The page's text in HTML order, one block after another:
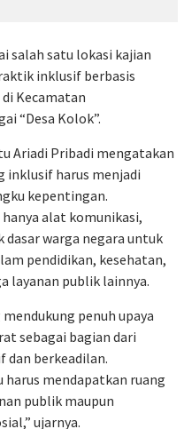
salah satu lokasi kajian
inklusif berbasis
Kecamatan
“Desa Kolok”.
Ariadi Pribadi mengatakan
inklusif harus menjadi
kepentingan.
alat komunikasi,
warga negara untuk
pendidikan, kesehatan,
layanan publik lainnya.
penuh upaya
sebagai bagian dari
dan berkeadilan.
mendapatkan ruang
publik maupun
ujarnya.